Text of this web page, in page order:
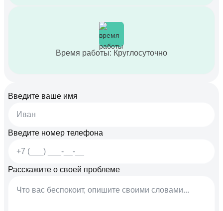
Время работы: Круглосуточно
Введите ваше имя
Введите номер телефона
Расскажите о своей проблеме